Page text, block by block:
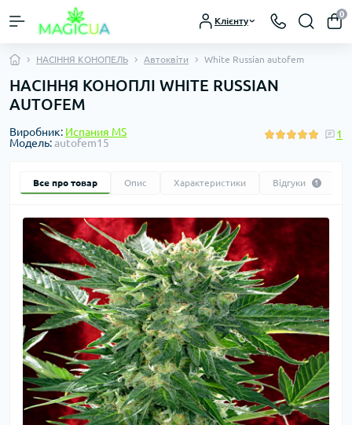
Клієнту
0
НАСІННЯ КОНОПЕЛЬ Автоквіти White Russian autofem
НАСІННЯ КОНОПЛІ WHITE RUSSIAN
AUTOFEM
Виробник: Испания MS
Модель:autofem15
1
Все про товар Опис Характеристики Відгуки 1